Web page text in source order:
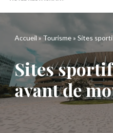
Accueil»Tourisme» Sites
Sites
avant de